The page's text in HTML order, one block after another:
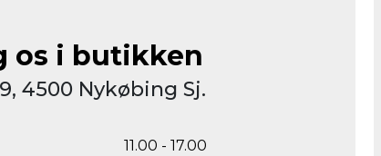
os i butikken
4500 Nykøbing Sj.
11.00 - 17.00